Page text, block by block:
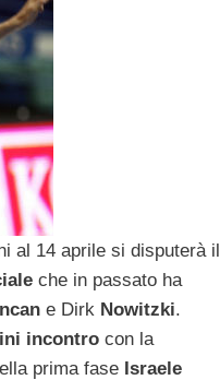
al 14 aprile si disputerà il
che in passato ha
e Dirk Nowitzki.
incontro con la
prima fase Israele